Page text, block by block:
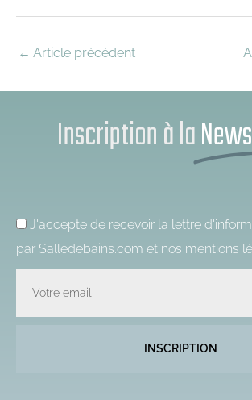
← Article précédent
Inscription à la
J'accepte de recevoir la lettre
par Salledebains.com et nos mentions
INSCRIPTION